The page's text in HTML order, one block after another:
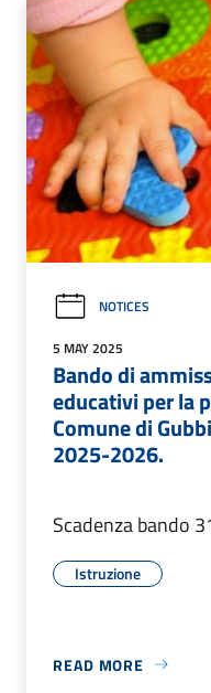
NOTICES
5 MAY 2025
Bando di
educativi per la
Comune di
2025-2026.
Scadenza bando
Istruzione
READ MORE